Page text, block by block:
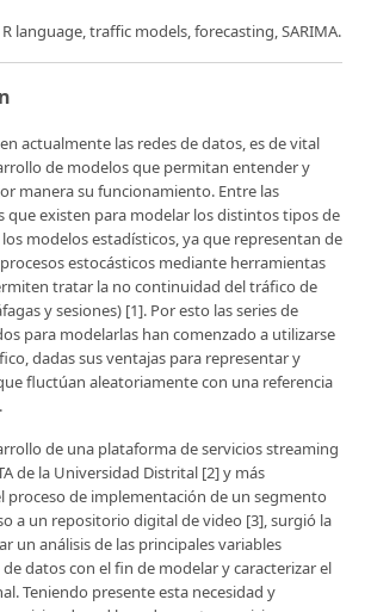
R language, traffic models, forecasting, SARIMA.
actualmente las redes de datos, es de vital
de modelos que permitan entender y
manera su funcionamiento. Entre las
que existen para modelar los distintos tipos de
modelos estadísticos, ya que representan de
estocásticos mediante herramientas
tratar la no continuidad del tráfico de
y sesiones) [1]. Por esto las series de
para modelarlas han comenzado a utilizarse
dadas sus ventajas para representar y
fluctúan aleatoriamente con una referencia
de una plataforma de servicios streaming
de la Universidad Distrital [2] y más
proceso de implementación de un segmento
a un repositorio digital de video [3], surgió la
un análisis de las principales variables
datos con el fin de modelar y caracterizar el
Teniendo presente esta necesidad y